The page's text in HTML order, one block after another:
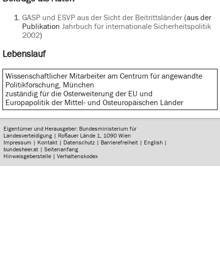
GASP und ESVP aus der Sicht der Beitrittsländer(aus der
Publikation Jahrbuch für internationale Sicherheitspolitik
2002)
Lebenslauf
Wissenschaftlicher Mitarbeiter am Centrum für angewandte
Politikforschung, München
zuständig für die Osterweiterung der EU und
Europapolitik der Mittel- und Osteuropäischen Länder
Eigentümer und Herausgeber: Bundesministerium für
Landesverteidigung | Roßauer Lände 1, 1090 Wien
Impressum | Kontakt | Datenschutz | Barrierefreiheit | English |
bundesheer.at |Seitenanfang
Hinweisgeberstelle |Verhaltenskodex